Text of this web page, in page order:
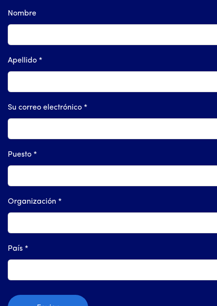
Nombre
Apellido *
Su correo electrónico *
Puesto *
Organización *
País *